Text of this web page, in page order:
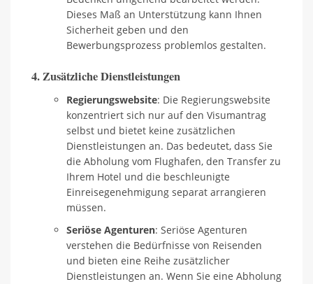
Dieses Maß an Unterstützung kann Ihnen
Sicherheit geben und den
Bewerbungsprozess problemlos gestalten.
4. Zusätzliche Dienstleistungen
Regierungswebsite: Die Regierungswebsite
konzentriert sich nur auf den Visumantrag
selbst und bietet keine zusätzlichen
Dienstleistungen an. Das bedeutet, dass Sie
die Abholung vom Flughafen, den Transfer zu
Ihrem Hotel und die beschleunigte
Einreisegenehmigung separat arrangieren
müssen.
Seriöse Agenturen: Seriöse Agenturen
verstehen die Bedürfnisse von Reisenden
und bieten eine Reihe zusätzlicher
Dienstleistungen an. Wenn Sie eine Abholung